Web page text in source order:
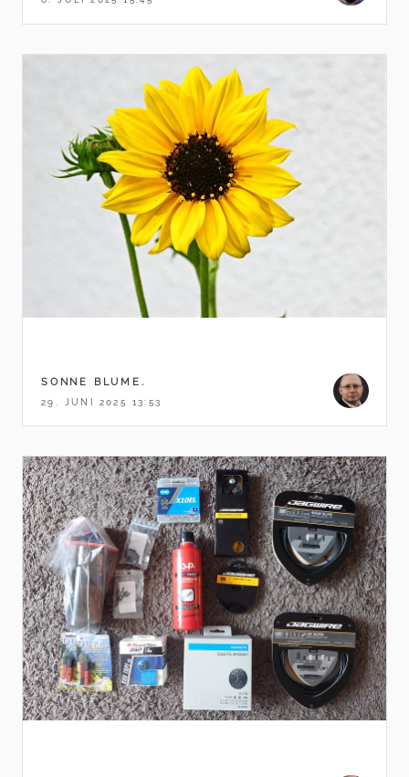
SONNE BLUME.
29. JUNI 2025 13:53